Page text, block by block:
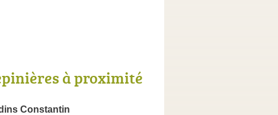
à proximité
Constantin